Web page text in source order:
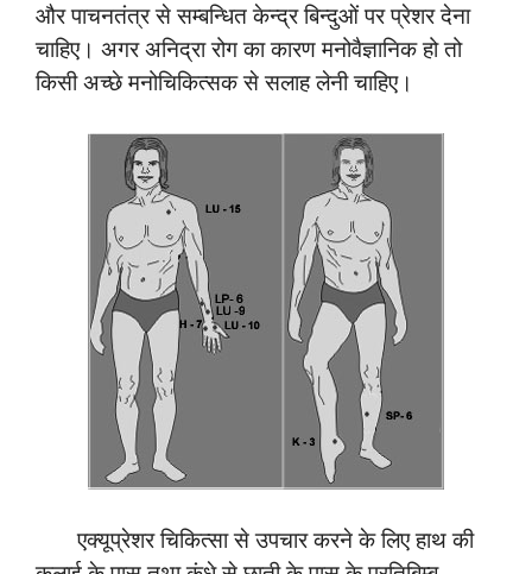
और पाचनतंत्र से सम्बन्धित केन्द्र बिन्दुओं पर प्रेशर देना
चाहिए। अगर अनिद्रा रोग का कारण मनोवैज्ञानिक हो तो
किसी अच्छे मनोचिकित्सक से सलाह लेनी चाहिए।
एक्यूप्रेशर चिकित्सा से उपचार करने के लिए हाथ की